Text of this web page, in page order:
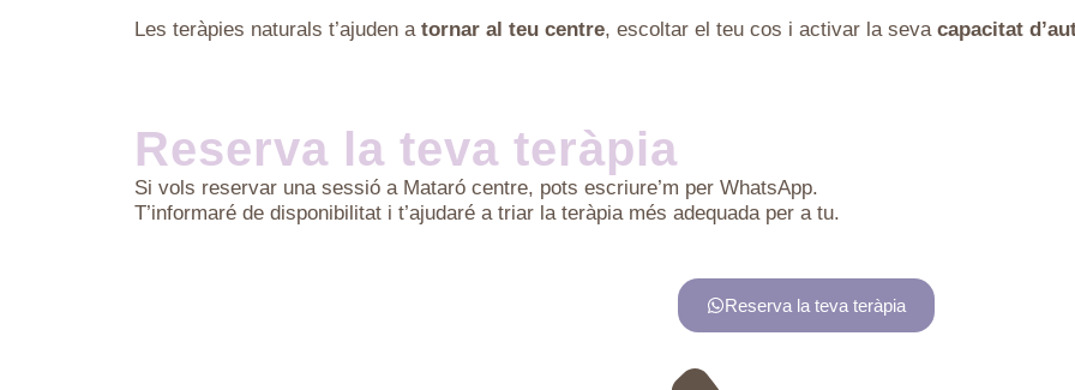
Les teràpies naturals t’ajuden a tornar al teu centre, escoltar el teu cos i activar la seva capacitat
Reserva la teva teràpia
Si vols reservar una sessió a Mataró centre, pots escriure’m per WhatsApp.
T’informaré de disponibilitat i t’ajudaré a triar la teràpia més adequada per a tu.
Reserva la teva teràpia